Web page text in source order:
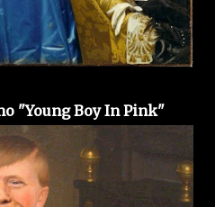
"Young Boy In Pink"